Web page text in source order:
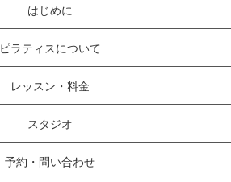
はじめに
ピラティスについて
レッスン・料金
スタジオ
予約・問い合わせ